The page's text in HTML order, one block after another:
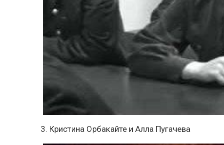
3. Кристина Орбакайте и Алла Пугачева